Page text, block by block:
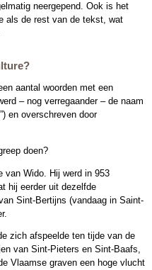
neergepend. Ook is het
als de rest van de tekst, wat
aantal woorden met een
– nog verregaander – de naam
en overschreven door
doen?
van Wido. Hij werd in 953
hij eerder uit dezelfde
Sint-Bertijns (vandaag in Saint-
zich afspeelde ten tijde van de
van Sint-Pieters en Sint-Baafs,
Vlaamse graven een hoge vlucht